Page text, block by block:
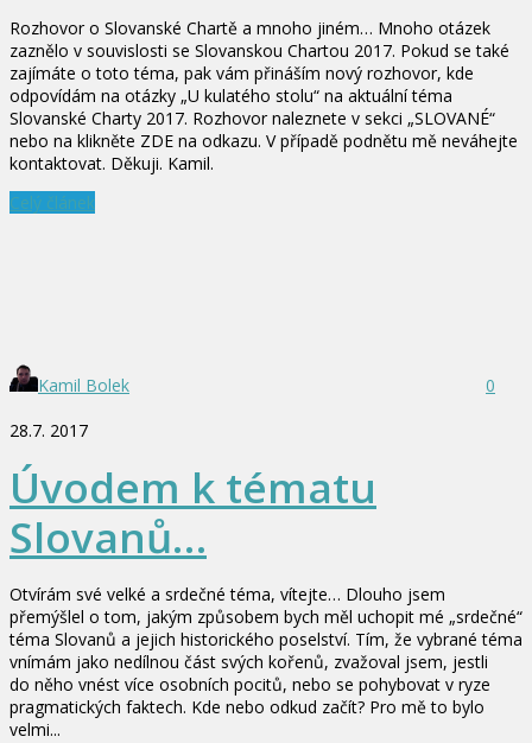
Rozhovor o Slovanské Chartě a mnoho jiném… Mnoho otázek
zaznělo v souvislosti se Slovanskou Chartou 2017. Pokud se také
zajímáte o toto téma, pak vám přináším nový rozhovor, kde
odpovídám na otázky „U kulatého stolu“ na aktuální téma
Slovanské Charty 2017. Rozhovor naleznete v sekci „SLOVANÉ“
nebo na klikněte ZDE na odkazu. V případě podnětu mě neváhejte
kontaktovat. Děkuji. Kamil.
Celý článek
Kamil Bolek
0
28.7. 2017
Úvodem k tématu
Slovanů…
Otvírám své velké a srdečné téma, vítejte… Dlouho jsem
přemýšlel o tom, jakým způsobem bych měl uchopit mé „srdečné“
téma Slovanů a jejich historického poselství. Tím, že vybrané téma
vnímám jako nedílnou část svých kořenů, zvažoval jsem, jestli
do něho vnést více osobních pocitů, nebo se pohybovat v ryze
pragmatických faktech. Kde nebo odkud začít? Pro mě to bylo
velmi...